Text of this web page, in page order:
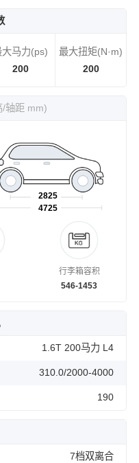
大马力(ps)
200
最大扭矩(N·m)
200
/轴距 mm)
4725
2825
行李箱容积
546-1453
1.6T 200马力 L4
310.0/2000-4000
190
7档双离合